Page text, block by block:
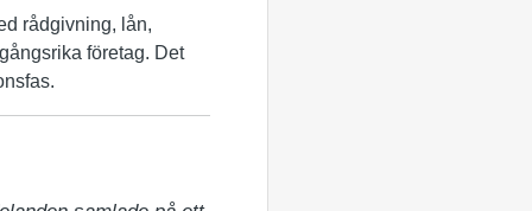
rådgivning, lån,
företag. Det